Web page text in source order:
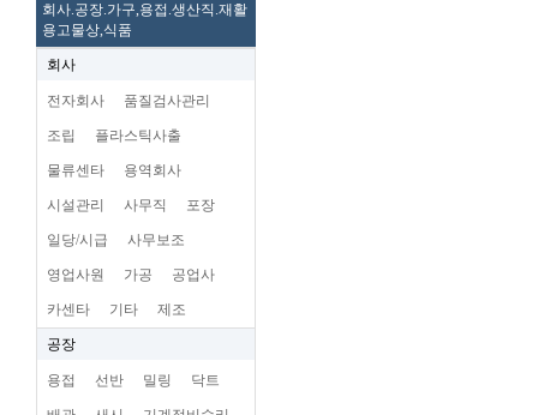
회사.공장.가구,용접.생산직.재활
용고물상,식품
회사
전자회사 품질검사관리
조립 플라스틱사출
물류센타 용역회사
시설관리 사무직 포장
일당/시급 사무보조
영업사원 가공 공업사
카센타 기타 제조
공장
용접 선반 밀링 닥트